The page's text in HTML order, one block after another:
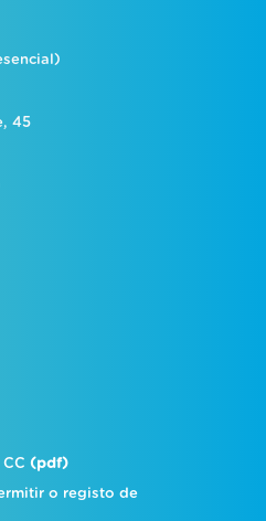
45
CC(pdf)
o registo de